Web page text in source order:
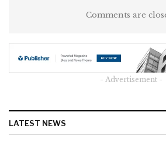
Comments are
- Advertisement -
LATEST NEWS